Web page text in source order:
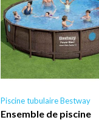
Piscine tubulaire Bestway
Ensemble de piscine